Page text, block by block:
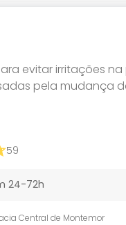
evitar irritações na
pela mudança
59
24-72h
Central de Montemor